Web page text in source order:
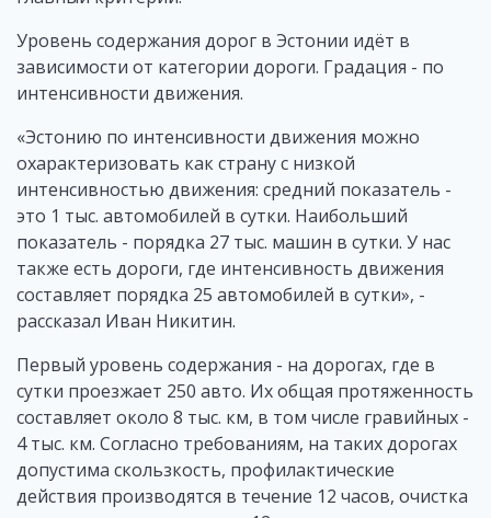
Уровень содержания дорог в Эстонии идёт в
зависимости от категории дороги. Градация - по
интенсивности движения.
«Эстонию по интенсивности движения можно
охарактеризовать как страну с низкой
интенсивностью движения: средний показатель -
это 1 тыс. автомобилей в сутки. Наибольший
показатель - порядка 27 тыс. машин в сутки. У нас
также есть дороги, где интенсивность движения
составляет порядка 25 автомобилей в сутки», -
рассказал Иван Никитин.
Первый уровень содержания - на дорогах, где в
сутки проезжает 250 авто. Их общая протяженность
составляет около 8 тыс. км, в том числе гравийных -
4 тыс. км. Согласно требованиям, на таких дорогах
допустима скользкость, профилактические
действия производятся в течение 12 часов, очистка